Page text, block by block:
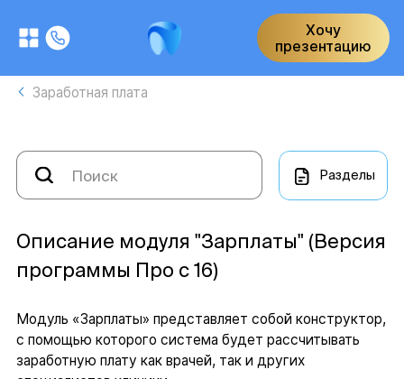
Хочу
презентацию
Заработная плата
Разделы
Описание модуля "Зарплаты" (Версия
программы Про с 16)
Модуль «Зарплаты» представляет собой конструктор,
с помощью которого система будет рассчитывать
заработную плату как врачей, так и других